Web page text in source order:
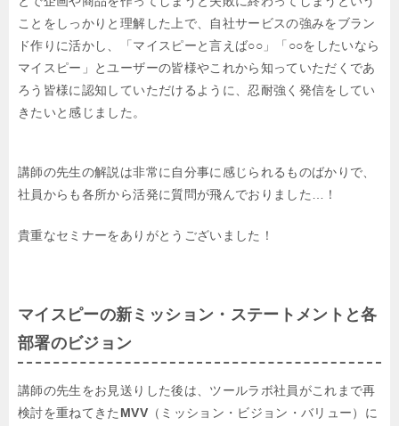
ことをしっかりと理解した上で、自社サービスの強みをブラン
ド作りに活かし、
「マイスピーと言えば○○」「○○をしたいなら
マイスピー」とユーザーの皆様やこれから知っていただくであ
ろう皆様に認知していただけるように、 忍耐強く発信をしてい
きたいと感じました。
講師の先生の解説は非常に自分事に感じられるものばかりで、
社員からも各所から活発に質問が飛んでおりました…！
貴重なセミナーをありがとうございました！
マイスピーの新ミッション・ステートメントと各
部署のビジョン
講師の先生をお見送りした後は、ツールラボ社員がこれまで再
検討を重ねてきた MVV（ミッション・ビジョン・バリュー）に